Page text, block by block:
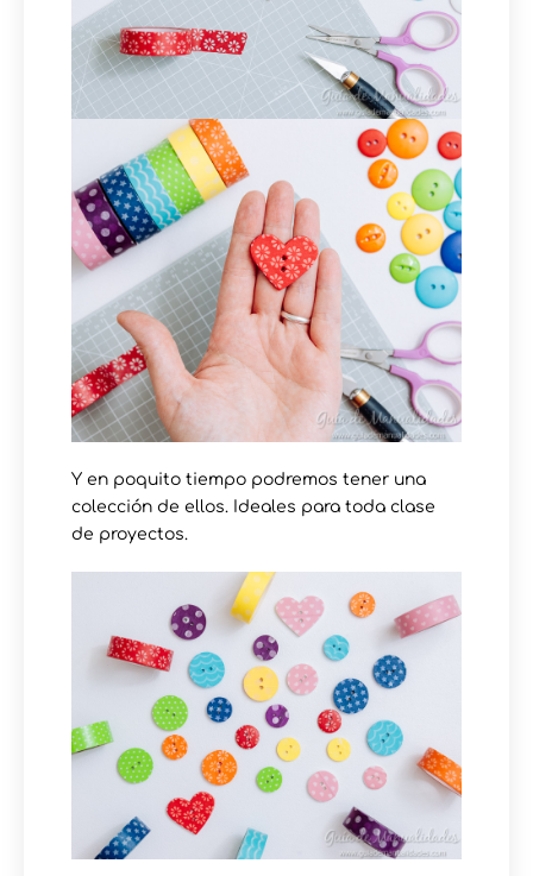
Y en poquito tiempo podremos tener una
colección de ellos. Ideales para toda clase
de proyectos.